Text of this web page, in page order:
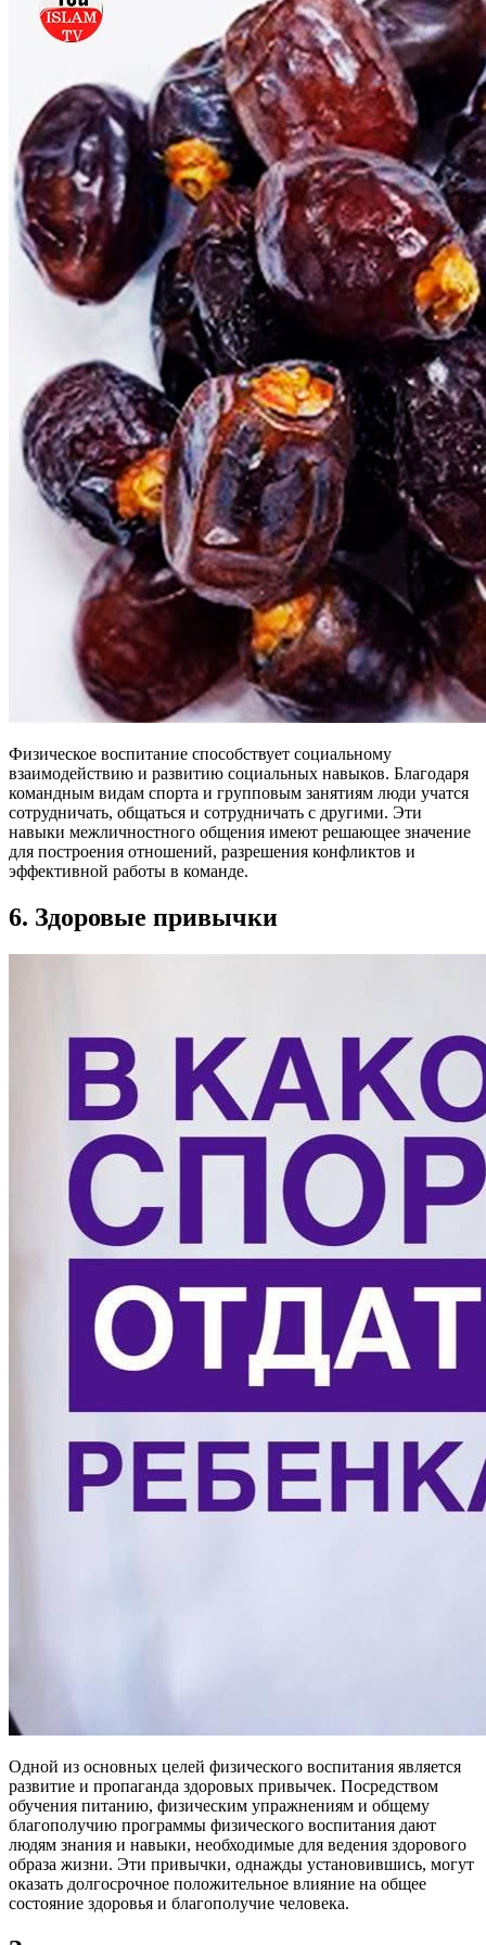
Физическое воспитание способствует социальному
взаимодействию и развитию социальных навыков. Благодаря
командным видам спорта и групповым занятиям люди учатся
сотрудничать, общаться и сотрудничать с другими. Эти
навыки межличностного общения имеют решающее значение
для построения отношений, разрешения конфликтов и
эффективной работы в команде.
6. Здоровые привычки
Одной из основных целей физического воспитания является
развитие и пропаганда здоровых привычек. Посредством
обучения питанию, физическим упражнениям и общему
благополучию программы физического воспитания дают
людям знания и навыки, необходимые для ведения здорового
образа жизни. Эти привычки, однажды установившись, могут
оказать долгосрочное положительное влияние на общее
состояние здоровья и благополучие человека.